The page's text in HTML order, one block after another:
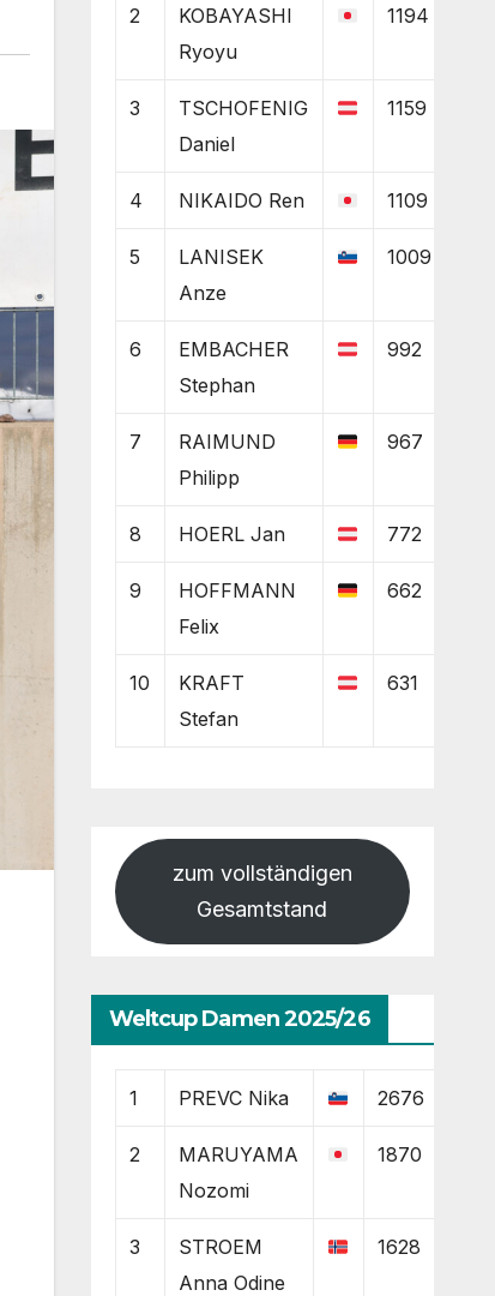
2
KOBAYASHI
Ryoyu
1194
3
TSCHOFENIG
Daniel
1159
4 NIKAIDO Ren 1109
5
LANISEK
Anze
1009
6
EMBACHER
Stephan
992
7
RAIMUND
Philipp
967
8 HOERL Jan 772
9
HOFFMANN
Felix
662
10
KRAFT
Stefan
631
zum vollständigen
Gesamtstand
Weltcup Damen 2025/26
1 PREVC Nika 2676
2
MARUYAMA
Nozomi
1870
3
STROEM
Anna Odine
1628